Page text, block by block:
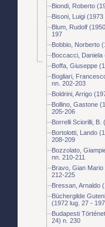
Biondi, Roberto
Bisoni, Luigi
Blum, Rudolf
197
Bobbio, Norberto
Boccacci,
Boffa, Giuseppe
Bogliari,
nn. 202-203
Boldrini, Arrigo
Bollino, Gastone
205-206
Borrelli Sciorilli, B.
Bortolotti, Lando
208-209
Bozzolato,
nn. 210-211
Bravo, Gian Mario
212-225
Bressan, Arnaldo
Büchergilde
(1972 lug. 27 -
Budapesti
24) n. 230